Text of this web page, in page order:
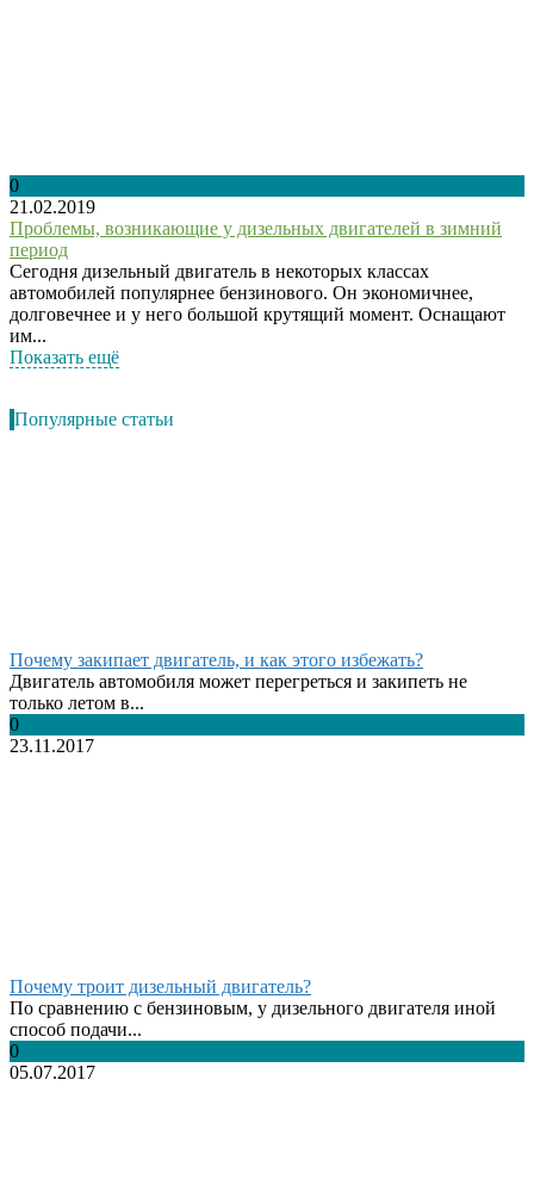
0
21.02.2019
Проблемы, возникающие у дизельных двигателей в зимний
период
Сегодня дизельный двигатель в некоторых классах
автомобилей популярнее бензинового. Он экономичнее,
долговечнее и у него большой крутящий момент. Оснащают
им...
Показать ещё
Популярные статьи
Почему закипает двигатель, и как этого избежать?
Двигатель автомобиля может перегреться и закипеть не
только летом в...
0
23.11.2017
Почему троит дизельный двигатель?
По сравнению с бензиновым, у дизельного двигателя иной
способ подачи...
0
05.07.2017